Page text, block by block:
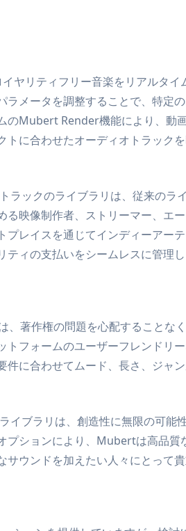
ヤリティフリー音楽をリアルタイ
ラメータを調整することで、特定
のMubert Render機能により、動
に合わせたオーディオトラック
ラックのライブラリは、従来のラ
る映像制作者、ストリーマー、エ
プレイスを通じてインディーアー
ィの支払いをシームレスに管理し
著作権の問題を心配することな
トフォームのユーザーフレンドリ
に合わせてムード、長さ、ジャ
ブラリは、創造性に無限の可能
プションにより、Mubertは高品質
ウンドを加えたい人々にとって